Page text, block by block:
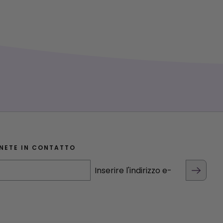
IN CONTATTO
Inserire l'indirizzo e-